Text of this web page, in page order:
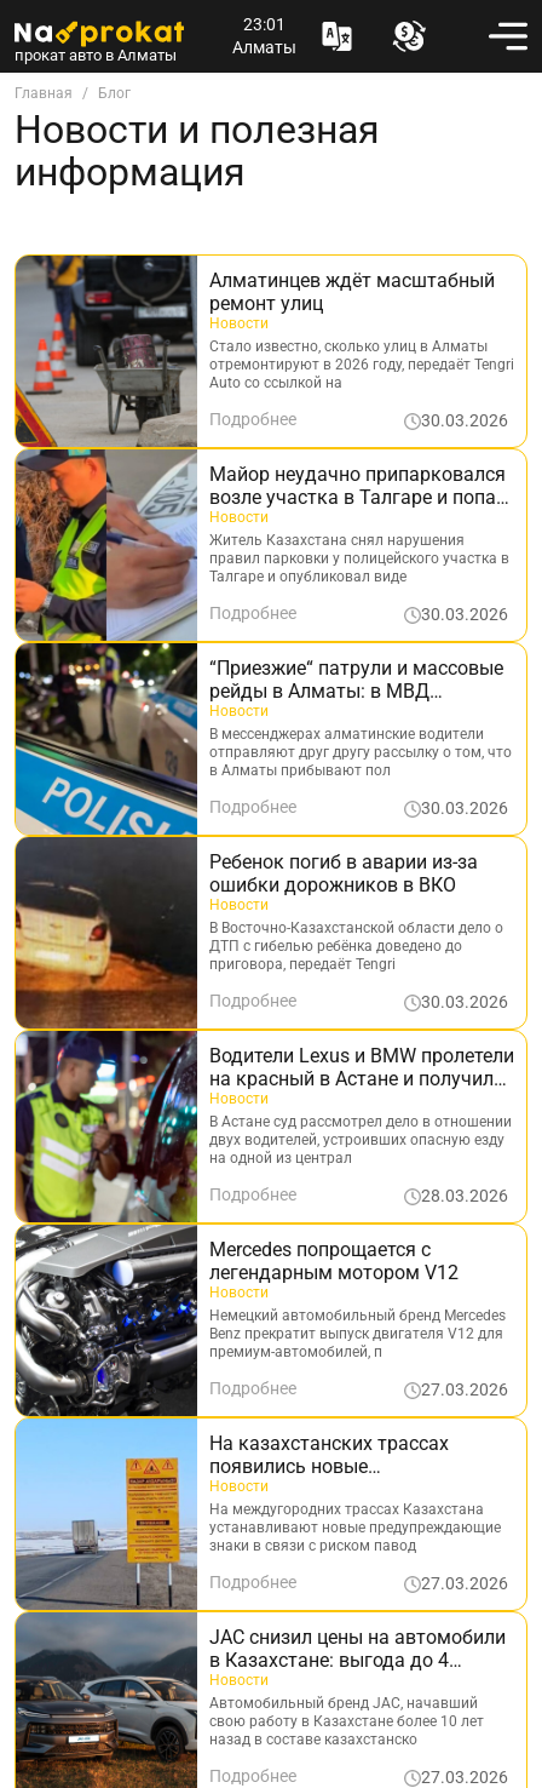
прокат авто в Алматы
23:01
Алматы
Новости и полезная
информация
Главная Блог
Алматинцев ждёт масштабный
ремонт улиц
Новости
Стало известно, сколько улиц в Алматы
отремонтируют в 2026 году, передаёт Tengri
Auto со ссылкой на
Подробнее 30.03.2026
Майор неудачно припарковался
возле участка в Талгаре и попал
на видео
Новости
Житель Казахстана снял нарушения
правил парковки у полицейского участка в
Талгаре и опубликовал виде
Подробнее 30.03.2026
“Приезжие“ патрули и массовые
рейды в Алматы: в МВД
ответили на рассылку
Новости
В мессенджерах алматинские водители
отправляют друг другу рассылку о том, что
в Алматы прибывают пол
Подробнее 30.03.2026
Ребенок погиб в аварии из-за
ошибки дорожников в ВКО
Новости
В Восточно-Казахстанской области дело о
ДТП с гибелью ребёнка доведено до
приговора, передаёт Tengri
Подробнее 30.03.2026
Водители Lexus и BMW пролетели
на красный в Астане и получили
арест
Новости
В Астане суд рассмотрел дело в отношении
двух водителей, устроивших опасную езду
на одной из централ
Подробнее 28.03.2026
Mercedes попрощается с
легендарным мотором V12
Новости
Немецкий автомобильный бренд Mercedes
Benz прекратит выпуск двигателя V12 для
премиум-автомобилей, п
Подробнее 27.03.2026
На казахстанских трассах
появились новые
предупреждающие знаки
Новости
На междугородних трассах Казахстана
устанавливают новые предупреждающие
знаки в связи с риском павод
Подробнее 27.03.2026
JAC снизил цены на автомобили
в Казахстане: выгода до 4
миллионов тенге
Новости
Автомобильный бренд JAC, начавший
свою работу в Казахстане более 10 лет
назад в составе казахстанско
Подробнее 27.03.2026